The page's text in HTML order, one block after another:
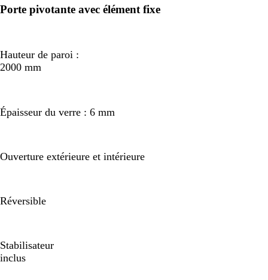
Précédent
Suivant
Porte pivotante avec élément fixe
Hauteur de paroi :
2000 mm
Épaisseur du verre : 6 mm
Ouverture extérieure et intérieure
Réversible
Stabilisateur
inclus